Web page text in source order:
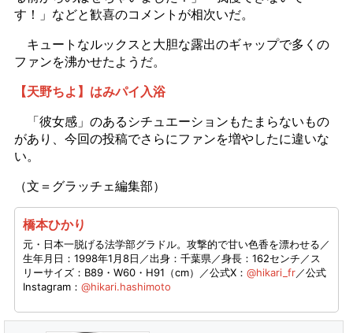
す！」などと歓喜のコメントが相次いだ。
キュートなルックスと大胆な露出のギャップで多くの
ファンを沸かせたようだ。
【天野ちよ】はみパイ入浴
「彼女感」のあるシチュエーションもたまらないもの
があり、今回の投稿でさらにファンを増やしたに違いな
い。
（文＝グラッチェ編集部）
橋本ひかり
元・日本一脱げる法学部グラドル。攻撃的で甘い色香を漂わせる／
生年月日：1998年1月8日／出身：千葉県／身長：162センチ／ス
リーサイズ：B89・W60・H91（cm）／公式X： @hikari_fr／公式
Instagram： @hikari.hashimoto